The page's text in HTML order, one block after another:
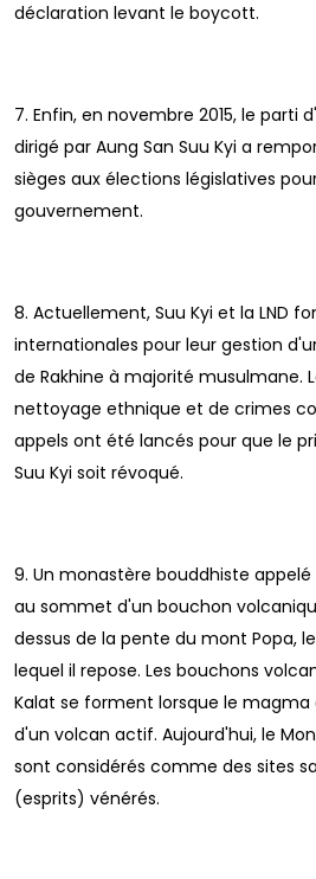
déclaration levant le boycott.
7. Enfin, en novembre 2015, le parti
dirigé par Aung San Suu Kyi a
sièges aux élections législatives
gouvernement.
8. Actuellement, Suu Kyi et la LND
internationales pour leur gestion
de Rakhine à majorité musulmane.
nettoyage ethnique et de crimes
appels ont été lancés pour que le
Suu Kyi soit révoqué.
9. Un monastère bouddhiste
au sommet d'un bouchon
dessus de la pente du mont Popa,
lequel il repose. Les bouchons
Kalat se forment lorsque le
d'un volcan actif. Aujourd'hui, le
sont considérés comme des sites
(esprits) vénérés.